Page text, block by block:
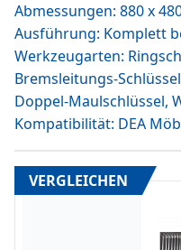
Abmessungen: 880 x
Ausführung: Komplett
Werkzeugarten:
Bremsleitungs-
Doppel-Maulschlüssel,
Kompatibilität: DEA
VERGLEICHEN